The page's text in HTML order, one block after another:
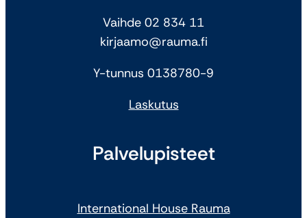
Vaihde 02 834 11
kirjaamo@rauma.fi
Y-tunnus 0138780-9
Laskutus
Palvelupisteet
International House Rauma